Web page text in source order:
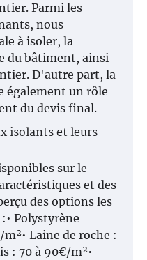
Parmi les
nous
à isoler, la
du bâtiment, ainsi
D'autre part, la
également un rôle
du devis final.
isolants et leurs
sur le
et des
des options les
Polystyrène
Laine de roche :
: 70 à 90€/m²•